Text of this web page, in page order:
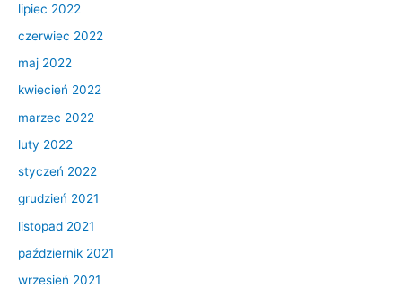
lipiec 2022
czerwiec 2022
maj 2022
kwiecień 2022
marzec 2022
luty 2022
styczeń 2022
grudzień 2021
listopad 2021
październik 2021
wrzesień 2021